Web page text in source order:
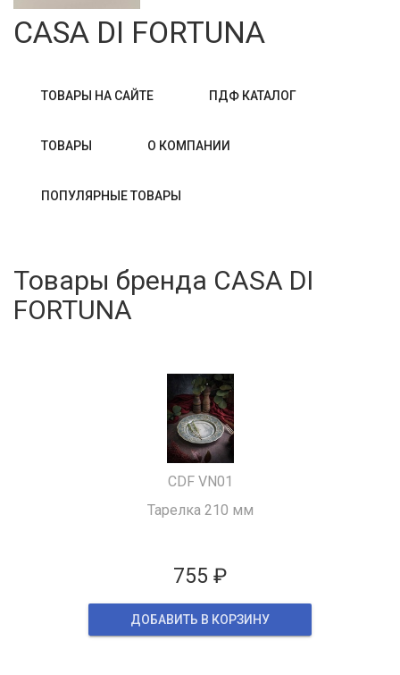
CASA DI FORTUNA
ТОВАРЫ НА САЙТЕ ПДФ КАТАЛОГ
ТОВАРЫ О КОМПАНИИ
ПОПУЛЯРНЫЕ ТОВАРЫ
Товары бренда CASA DI
FORTUNA
CDF VN01
Тарелка 210 мм
755 ₽
ДОБАВИТЬ В КОРЗИНУ